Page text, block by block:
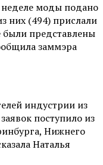
моды подано
них (494) прислали
представлены
заммэра
индустрии из
поступило из
Нижнего
Наталья